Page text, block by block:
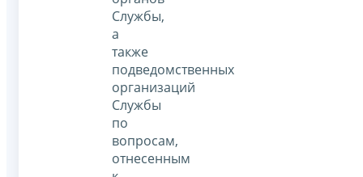
Службы,
а
также
подведомственных
организаций
Службы
по
вопросам,
отнесенным